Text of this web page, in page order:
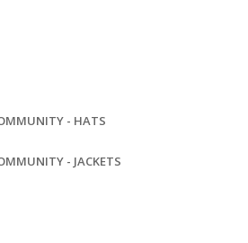
- HATS
- JACKETS